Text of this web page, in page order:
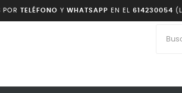
POR TELÉFONO Y WHATSAPP EN EL 614230054